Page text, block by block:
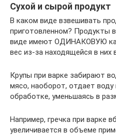
Сухой и сырой продукт
В каком виде взвешивать
приготовленном? Продукты
виде имеют ОДИНАКОВУЮ
вес из-за находящейся в них
Крупы при варке забирают
мясо, наоборот, отдает воду
обработке, уменьшаясь в
Например, гречка при варке
увеличивается в объеме